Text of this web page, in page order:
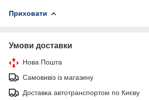
Приховати
Умови доставки
Нова Пошта
Самовивіз із магазину
Доставка автотранспортом по Києву